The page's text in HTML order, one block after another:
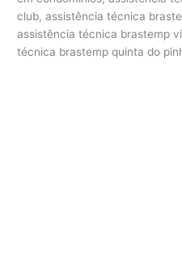
club, assistência técnica
assistência técnica brastemp
técnica brastemp quinta do